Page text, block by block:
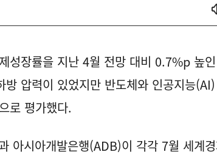
성장률을 지난 4월 전망 대비 0.7%p 높
압력이 있었지만 반도체와 인공지능
로 평가했다.
아시아개발은행(ADB)이 각각 7월 세계